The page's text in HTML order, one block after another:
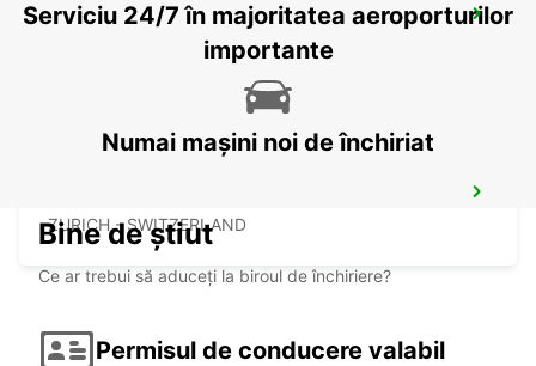
ZURICH ETH HOENGGERBERG
ZURICH - SWITZERLAND
ZURICH - SWITZERLAND
Serviciu 24/7 în majoritatea aeroporturilor
importante
Numai mașini noi de închiriat
Bine de știut
Ce ar trebui să aduceți la biroul de închiriere?
Permisul de conducere valabil